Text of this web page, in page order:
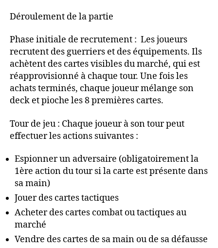
Déroulement de la partie
Phase initiale de recrutement : Les joueurs
recrutent des guerriers et des équipements. Ils
achètent des cartes visibles du marché, qui est
réapprovisionné à chaque tour. Une fois les
achats terminés, chaque joueur mélange son
deck et pioche les 8 premières cartes.
Tour de jeu : Chaque joueur à son tour peut
effectuer les actions suivantes :
Espionner un adversaire (obligatoirement la
1ère action du tour si la carte est présente dans
sa main)
Jouer des cartes tactiques
Acheter des cartes combat ou tactiques au
marché
Vendre des cartes de sa main ou de sa défausse